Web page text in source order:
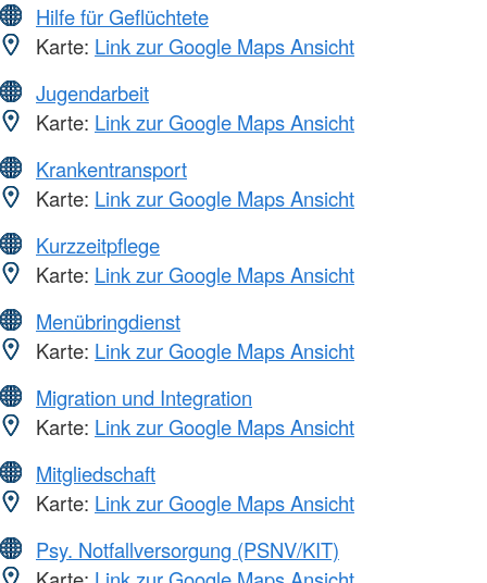
Hilfe für Geflüchtete
Karte: Link zur Google Maps Ansicht
Jugendarbeit
Karte: Link zur Google Maps Ansicht
Krankentransport
Karte: Link zur Google Maps Ansicht
Kurzzeitpflege
Karte: Link zur Google Maps Ansicht
Menübringdienst
Karte: Link zur Google Maps Ansicht
Migration und Integration
Karte: Link zur Google Maps Ansicht
Mitgliedschaft
Karte: Link zur Google Maps Ansicht
Psy. Notfallversorgung (PSNV/KIT)